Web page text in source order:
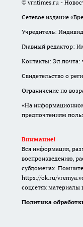
© vrntimes.ru -
Сетевое издание
Учредитель:
Главный редактор:
Контакты: Эл.почта:
Свидетельство о
Ограничение по
«На
предпочтениям
Внимание!
Вся информация,
воспроизведению,
субдоменах.
https://ok.ru/
соцсетях материалы
Политика